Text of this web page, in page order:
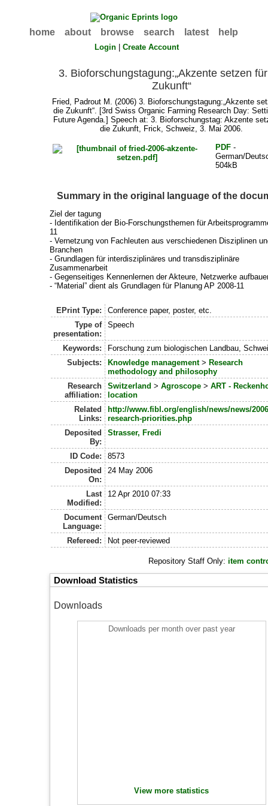
home about browse search latest help
Login |Create Account
3. Bioforschungstagung:„Akzente setzen
Zukunft“
Fried, Padrout M. (2006) 3. Bioforschungstagung:„Akzente
die Zukunft“. [3rd Swiss Organic Farming Research Day:
Future Agenda.] Speech at: 3. Bioforschungstag: Akzente
die Zukunft, Frick, Schweiz, 3. Mai 2006.
PDF -
German/
504kB
Summary in the original language of the
Ziel der tagung
- Identifikation der Bio-Forschungsthemen für
11
- Vernetzung von Fachleuten aus verschiedenen Disziplinen
Branchen
- Grundlagen für interdisziplinäres und transdisziplinäre
Zusammenarbeit
- Gegenseitiges Kennenlernen der Akteure, Netzwerke
- “Material” dient als Grundlagen für Planung AP 2008-11
EPrint Type:
Conference paper, poster, etc.
Type of
presentation:
Speech
Keywords:
Forschung zum biologischen Landbau,
Subjects:
Knowledge management> Research
methodology and philosophy
Research
affiliation:
Switzerland > Agroscope> ART -
location
Related
Links:
http://www.fibl.org/english/news/news/
research-priorities.php
Deposited
By:
Strasser, Fredi
ID Code:
8573
Deposited
On:
24 May 2006
Last
Modified:
12 Apr 2010 07:33
Document
Language:
German/Deutsch
Refereed: Not peer-reviewed
Repository Staff Only:item
Download Statistics
Downloads
Downloads per month over past year
View more statistics